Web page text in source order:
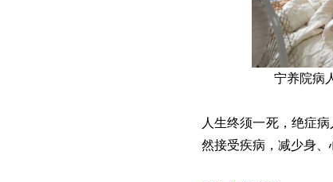
宁养院病
人生终须一死，绝症
然接受疾病，减少身、